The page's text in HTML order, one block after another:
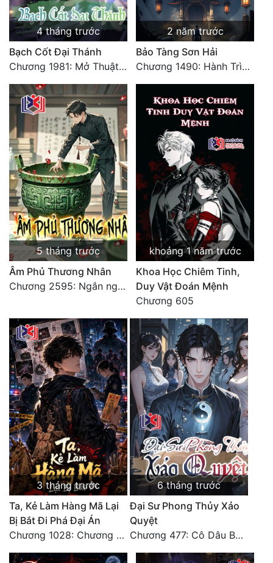
Quân Sự
Sảng Văn
Sắc
Sủng
Thanh Xuân
Tiên Hiệp
Tiểu Thuyết
Trinh Thám
Triều Đấu
Trùng Sinh
Trọng Sinh
Tu Chân
Tội Phạm
Vô Địch
Võ Hiệp
Võng Du
Xuyên Không
Xuyên Nhanh
Xuyên Sách
Xuyên Thư
Điền Văn
Đô Thị
4 tháng trước
Bạch Cốt Đại Thánh
Chương 1981: Mở Thuật Diệt Địch, Tương Kế Tựu Kế
2 năm trước
Bảo Tàng Sơn Hải
Chương 1490: Hành Trình Mới. Đại Kết Cục
5 tháng trước
Âm Phủ Thương Nhân
Chương 2595: Ngắn ngủi, xa vời, xa vời, chớ quên (đại kết cục)
khoảng 1 năm trước
Khoa Học Chiêm Tinh,
Duy Vật Đoán Mệnh
Chương 605
3 tháng trước
Ta, Kẻ Làm Hàng Mã Lại
Bị Bắt Đi Phá Đại Án
Chương 1028: Chương kết + Ngoại truyện
6 tháng trước
Đại Sư Phong Thủy Xảo
Quyệt
Chương 477: Cô Dâu Bầu Bí (Đại Kết Cục)